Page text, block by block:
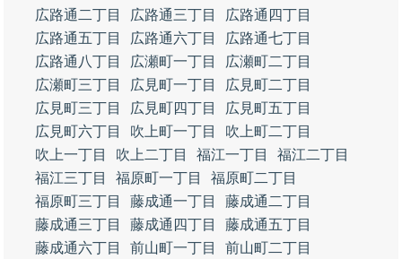
広路通二丁目
広路通三丁目
広路通四丁目
広路通五丁目
広路通六丁目
広路通七丁目
広路通八丁目
広瀬町一丁目
広瀬町二丁目
広瀬町三丁目
広見町一丁目
広見町二丁目
広見町三丁目
広見町四丁目
広見町五丁目
広見町六丁目
吹上町一丁目
吹上町二丁目
吹上一丁目
吹上二丁目 福江一丁目
福江二丁目
福江三丁目
福原町一丁目
福原町二丁目
福原町三丁目
藤成通一丁目
藤成通二丁目
藤成通三丁目
藤成通四丁目
藤成通五丁目
藤成通六丁目
前山町一丁目
前山町二丁目